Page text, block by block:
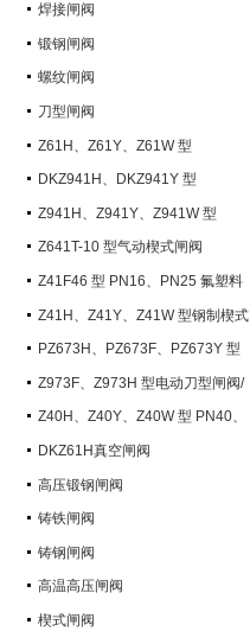
焊接闸阀
锻钢闸阀
螺纹闸阀
刀型闸阀
Z61H、Z61Y、Z61W 型
PN100~PN160 承插焊楔式闸阀
DKZ941H、DKZ941Y 型
PN10~PN100 钢制真空闸阀
Z941H、Z941Y、Z941W 型
PN100~PN200 钢制电动楔式闸阀
Z641T-10 型气动楔式闸阀
Z41F46 型 PN16、PN25 氟塑料
衬里楔式闸阀
Z41H、Z41Y、Z41W 型钢制楔式
闸阀PZ673H、PZ673F、PZ673Y 型
气动刀型闸阀/刀闸阀
Z973F、Z973H 型电动刀型闸阀/
刀闸阀
Z40H、Z40Y、Z40W 型 PN40、
PN63 钢制楔式闸阀
DKZ61H真空闸阀
高压锻钢闸阀
铸铁闸阀
铸钢闸阀
高温高压闸阀
楔式闸阀